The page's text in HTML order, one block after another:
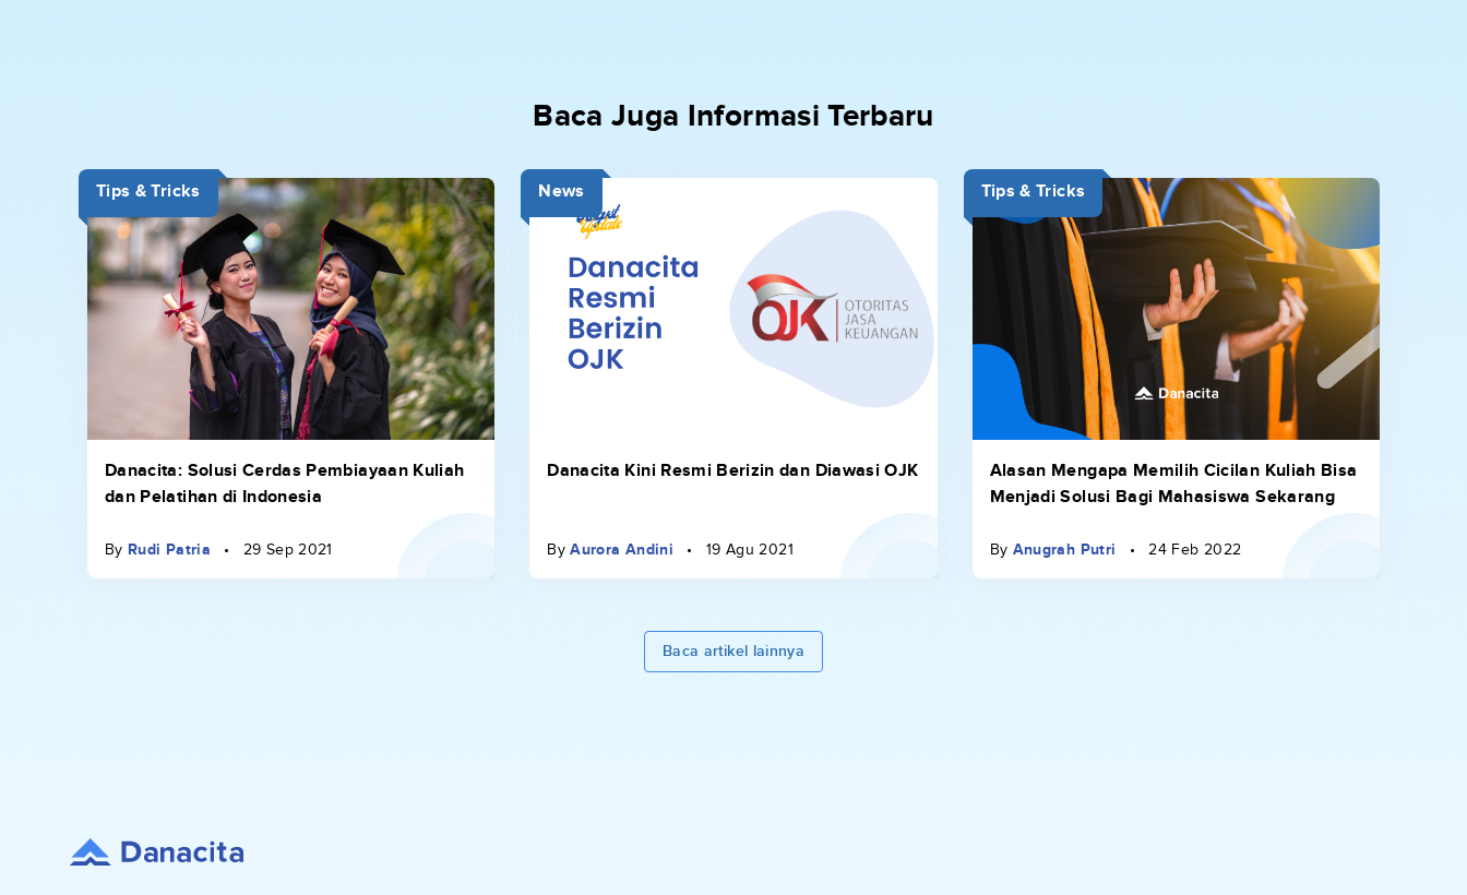
Baca Juga Informasi Terbaru
Tips & Tricks
Danacita: Solusi Cerdas Pembiayaan Kuliah
dan Pelatihan di Indonesia
By Rudi Patria • 29 Sep 2021
News
Danacita Kini Resmi Berizin dan Diawasi OJK
By Aurora Andini • 19 Agu 2021
Tips & Tricks
Alasan Mengapa Memilih Cicilan Kuliah Bisa
Menjadi Solusi Bagi Mahasiswa Sekarang
By Anugrah Putri • 24 Feb 2022
Baca artikel lainnya